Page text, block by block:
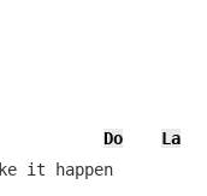
Do La
it happen